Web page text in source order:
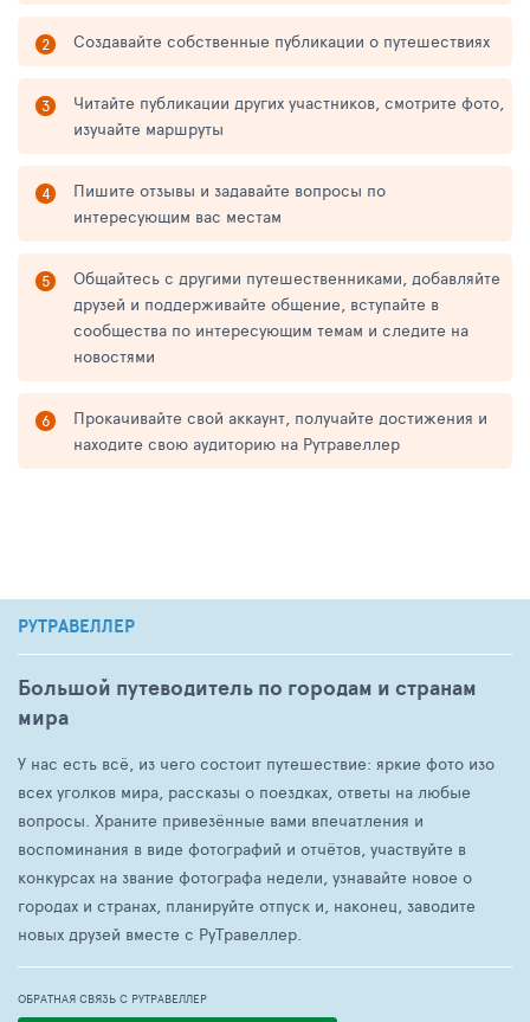
Создавайте собственные публикации о путешествиях
Читайте публикации других участников, смотрите фото,
изучайте маршруты
Пишите отзывы и задавайте вопросы по
интересующим вас местам
Общайтесь с другими путешественниками, добавляйте
друзей и поддерживайте общение, вступайте в
сообщества по интересующим темам и следите на
новостями
Прокачивайте свой аккаунт, получайте достижения и
находите свою аудиторию на Рутравеллер
РУТРАВЕЛЛЕР
Большой путеводитель по городам и странам
мира
У нас есть всё, из чего состоит путешествие: яркие фото изо
всех уголков мира, рассказы о поездках, ответы на любые
вопросы. Храните привезённые вами впечатления и
воспоминания в виде фотографий и отчётов, участвуйте в
конкурсах на звание фотографа недели, узнавайте новое о
городах и странах, планируйте отпуск и, наконец, заводите
новых друзей вместе с РуТравеллер.
ОБРАТНАЯ СВЯЗЬ С РУТРАВЕЛЛЕР